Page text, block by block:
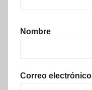
Nombre
Correo electrónico